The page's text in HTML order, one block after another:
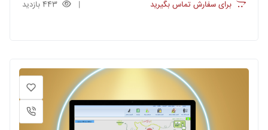
برای سفارش تماس بگیرید 443 بازدید